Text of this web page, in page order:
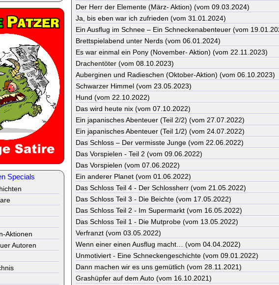
Der Herr der Elemente (März- Aktion) (vom 09.03.2024)
Ja, bis eben war ich zufrieden (vom 31.01.2024)
Ein Ausflug im Schnee – Ein Schneckenabenteuer (vom
Brettspielabend unter Nerds (vom 06.01.2024)
Es war einmal ein Pony (November- Aktion) (vom 22.11.2023)
Drachentöter (vom 08.10.2023)
Auberginen und Radieschen (Oktober-Aktion) (vom 06.10.2023)
Schwarzer Himmel (vom 23.05.2023)
Hund (vom 22.10.2022)
Das wird heute nix (vom 07.10.2022)
Ein japanisches Abenteuer (Teil 2/2) (vom 27.07.2022)
Ein japanisches Abenteuer (Teil 1/2) (vom 24.07.2022)
Das Schloss – Der vermisste Junge (vom 22.06.2022)
Das Vorspielen - Teil 2 (vom 09.06.2022)
Das Vorspielen (vom 07.06.2022)
Ein anderer Planet (vom 01.06.2022)
Das Schloss Teil 4 - Der Schlossherr (vom 21.05.2022)
Das Schloss Teil 3 - Die Beichte (vom 17.05.2022)
Das Schloss Teil 2 - Im Supermarkt (vom 16.05.2022)
Das Schloss Teil 1 - Die Mutprobe (vom 13.05.2022)
Verfranzt (vom 03.05.2022)
Wenn einer einen Ausflug macht… (vom 04.04.2022)
Unmotiviert - Eine Schneckengeschichte (vom 09.01.2022)
Dann machen wir es uns gemütlich (vom 28.11.2021)
Grashüpfer auf dem Auto (vom 16.10.2021)
Specials
Aktionen
Autoren